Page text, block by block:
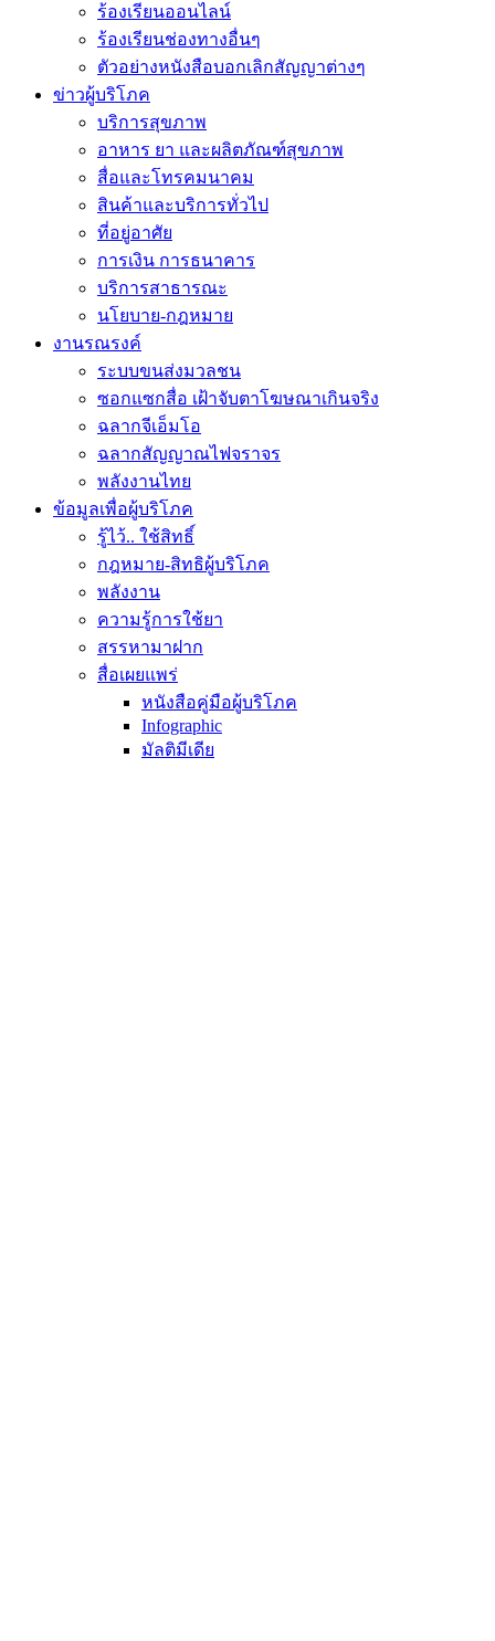
ร้องเรียนออนไลน์
ร้องเรียนช่องทางอื่นๆ
ตัวอย่างหนังสือบอกเลิกสัญญาต่างๆ
ข่าวผู้บริโภค
บริการสุขภาพ
อาหาร ยา และผลิตภัณฑ์สุขภาพ
สื่อและโทรคมนาคม
สินค้าและบริการทั่วไป
ที่อยู่อาศัย
การเงิน การธนาคาร
บริการสาธารณะ
นโยบาย-กฎหมาย
งานรณรงค์
ระบบขนส่งมวลชน
ซอกแซกสื่อ เฝ้าจับตาโฆษณาเกินจริง
ฉลากจีเอ็มโอ
ฉลากสัญญาณไฟจราจร
พลังงานไทย
ข้อมูลเพื่อผู้บริโภค
รู้ไว้.. ใช้สิทธิ์
กฎหมาย-สิทธิผู้บริโภค
พลังงาน
ความรู้การใช้ยา
สรรหามาฝาก
สื่อเผยแพร่
หนังสือคู่มือผู้บริโภค
Infographic
มัลติมีเดีย